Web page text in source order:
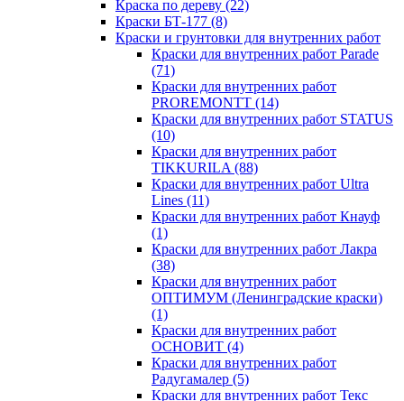
Краска по дереву (22)
Краски БТ-177 (8)
Краски и грунтовки для внутренних работ
Краски для внутренних работ Parade
(71)
Краски для внутренних работ
PROREMONTT (14)
Краски для внутренних работ STATUS
(10)
Краски для внутренних работ
TIKKURILA (88)
Краски для внутренних работ Ultra
Lines (11)
Краски для внутренних работ Кнауф
(1)
Краски для внутренних работ Лакра
(38)
Краски для внутренних работ
ОПТИМУМ (Ленинградские краски)
(1)
Краски для внутренних работ
ОСНОВИТ (4)
Краски для внутренних работ
Радугамалер (5)
Краски для внутренних работ Текс